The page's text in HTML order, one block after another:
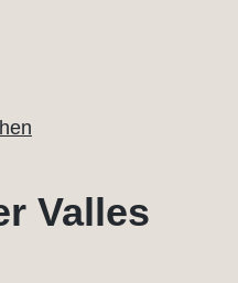
Valles